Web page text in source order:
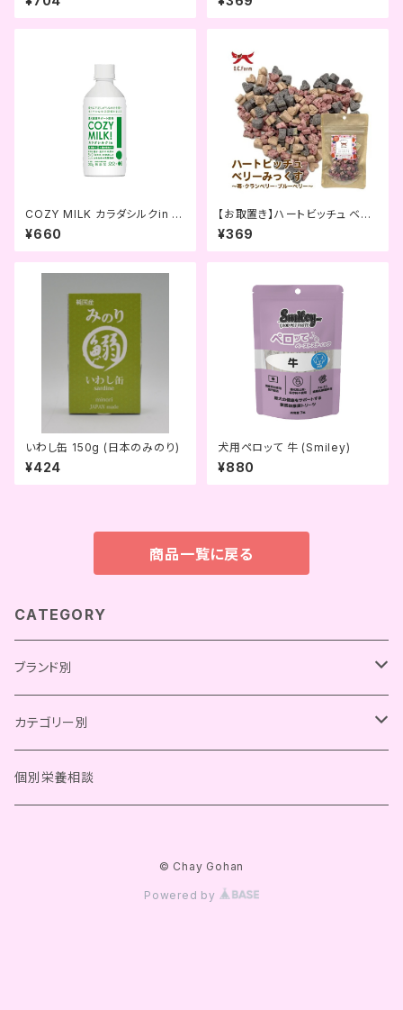
ー〜 ( OCファーム )
COZY MILK カラダシルクin (S
ILKFULL)
¥660
【お取置き】ハートビッチュ ベリ
ーみっくす～苺・クランベリー・
ブルーベリー〜 ( OCファーム )
¥369
いわし缶 150g (日本のみのり)
¥424
犬用ペロッて 牛 (Smiley)
¥880
商品一覧に戻る
CATEGORY
ブランド別
Chay Gohan
Bistro Chay
OCファーム
カテゴリー別
総合栄養食
個別栄養相談
© Chay Gohan
Powered by